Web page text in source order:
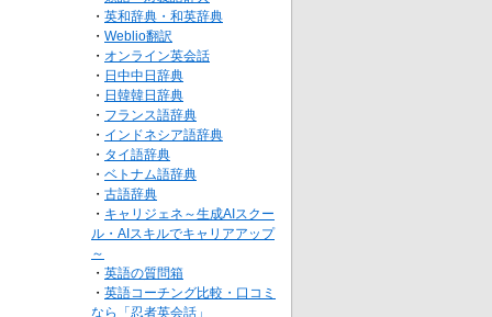
・ 英和辞典・和英辞典
・ Weblio翻訳
・ オンライン英会話
・ 日中中日辞典
・ 日韓韓日辞典
・ フランス語辞典
・ インドネシア語辞典
・ タイ語辞典
・ ベトナム語辞典
・ 古語辞典
・ キャリジェネ～生成AIスクー
ル・AIスキルでキャリアアップ
～
・ 英語の質問箱
・ 英語コーチング比較・口コミ
なら「忍者英会話」